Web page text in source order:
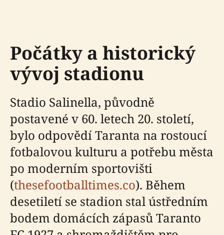
Počátky a historický
vývoj stadionu
Stadio Salinella, původně
postavené v 60. letech 20. století,
bylo odpovědí Taranta na rostoucí
fotbalovou kulturu a potřebu města
po moderním sportovišti
(thesefootballtimes.co). Během
desetiletí se stadion stal ústředním
bodem domácích zápasů Taranto